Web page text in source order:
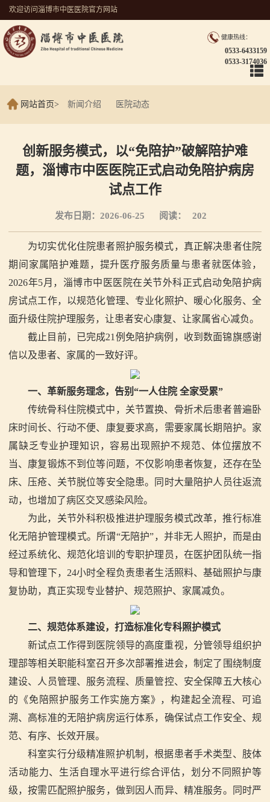
欢迎访问淄博市中医医院官方网站
健康热线：
0533-6433159
0533-3174036
网站首页> 新闻介绍 医院动态
创新服务模式，以“免陪护”破解陪护难
题，淄博市中医医院正式启动免陪护病房
试点工作
发布日期：2026-06-25 阅读： 202
为切实优化住院患者照护服务模式，真正解决患者住院
期间家属陪护难题，提升医疗服务质量与患者就医体验，
2026年5月，淄博市中医医院在关节外科正式启动免陪护病
房试点工作，以规范化管理、专业化照护、暖心化服务、全
面升级住院护理服务，让患者安心康复、让家属省心减负。
截止目前，已完成21 例免陪护病例，收到数面锦旗感谢
信以及患者、家属的一致好评。
一、革新服务理念，告别“一人住院 全家受累”
传统骨科住院模式中，关节置换、骨折术后患者普遍卧
床时间长、行动不便、康复要求高，需要家属长期陪护。家
属缺乏专业护理知识，容易出现照护不规范、体位摆放不
当、康复锻炼不到位等问题，不仅影响患者恢复，还存在坠
床、压疮、关节脱位等安全隐患。同时大量陪护人员往返流
动，也增加了病区交叉感染风险。
为此，关节外科积极推进护理服务模式改革，推行标准
化无陪护管理模式。所谓“无陪护”，并非无人照护，而是由
经过系统化、规范化培训的专职护理员，在医护团队统一指
导和管理下， 24小时全程负责患者生活照料、基础照护与康
复协助，真正实现专业替护、规范照护、家属减负。
二、规范体系建设，打造标准化专科照护模式
新试点工作得到医院领导的高度重视，分管领导组织护
理部等相关职能科室召开多次部署推进会，制定了围绕制度
建设、人员管理、服务流程、质量管控、安全保障五大核心
的《免陪照护服务工作实施方案》，构建起全流程、可追
溯、高标准的无陪护病房运行体系，确保试点工作安全、规
范、有序、长效开展。
科室实行分级精准照护机制，根据患者手术类型、肢体
活动能力、生活自理水平进行综合评估，划分不同照护等
级，按需匹配照护服务，做到因人而异、精准服务。同时严